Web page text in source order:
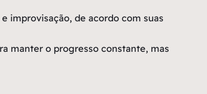
improvisação, de acordo com suas
manter o progresso constante, mas